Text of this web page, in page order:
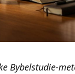
Bybelstudie-